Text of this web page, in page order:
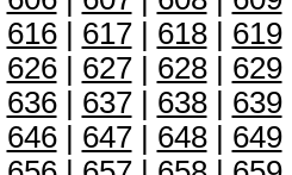
616| 617| 618| 619|
626| 627| 628| 629|
636| 637| 638| 639|
646| 647| 648| 649|